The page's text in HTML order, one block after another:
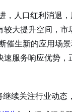
，人口红利消退
大提升空间，市
催生新的应用场景
服务响应优势，
续关注行业动态